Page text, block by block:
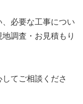
必要な工事につい
調査・お見積もり
てご相談くださ